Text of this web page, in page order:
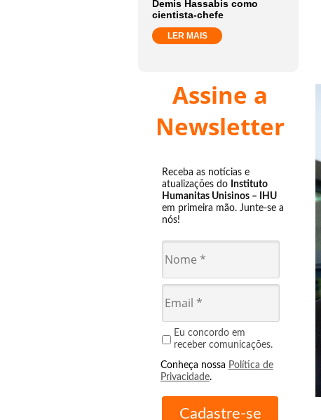
Demis Hassabis como
cientista-chefe
LER MAIS
Assine a
Newsletter
Receba as notícias e
atualizações do Instituto
Humanitas Unisinos – IHU
em primeira mão. Junte-se a
nós!
Eu concordo em
receber comunicações.
Conheça nossa Política de
Privacidade.